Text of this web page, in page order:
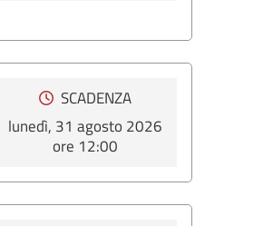
SCADENZA
lunedì, 31 agosto 2026
ore 12:00